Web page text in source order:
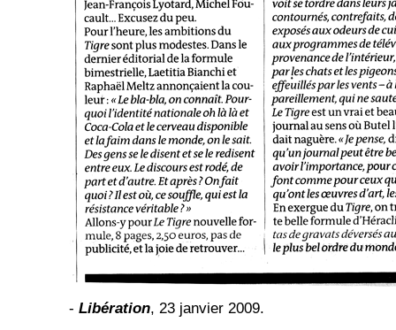
- Libération, 23 janvier 2009.